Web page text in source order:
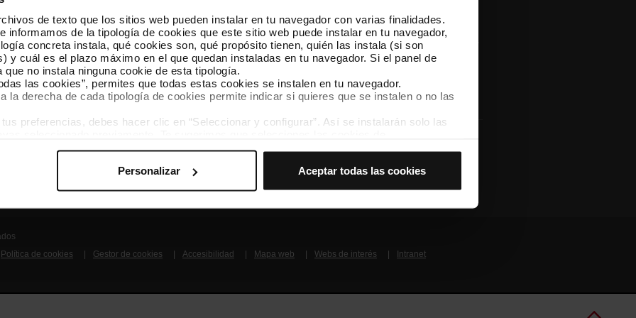
de texto que los sitios web pueden instalar en tu navegador con varias finalidades.
informamos de la tipología de cookies que este sitio web puede instalar en tu navegador,
concreta instala, qué cookies son, qué propósito tienen, quién las instala (si son
y cuál es el plazo máximo en el que quedan instaladas en tu navegador. Si el panel de
no instala ninguna cookie de esta tipología.
las cookies”, permites que todas estas cookies se instalen en tu navegador.
la derecha de cada tipología de cookies permite indicar si quieres que se instalen o no las
preferencias, debes hacer clic en “Seleccionar y configurar”. Así se instalarán solo las
recordar tus opciones de navegación (como el idioma) y mejoran tu experiencia de
para el funcionamiento de la web y, por tanto, si no las aceptas, no puedes
en el menú de la parte inferior de la web.
Personalizar Aceptar todas las cookies
Síguenos
TMB en las redes sociales
TMB App
Descárgate TMB App y compra tus billetes
Política de cookies Gestor de cookies Accesibilidad Mapa web Webs de interés Intranet